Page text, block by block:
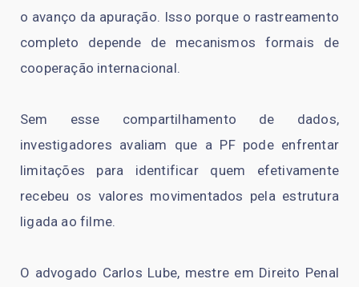
o avanço da apuração. Isso porque o rastreamento
completo depende de mecanismos formais de
cooperação internacional.
Sem esse compartilhamento de dados,
investigadores avaliam que a PF pode enfrentar
limitações para identificar quem efetivamente
recebeu os valores movimentados pela estrutura
ligada ao filme.
O advogado Carlos Lube, mestre em Direito Penal